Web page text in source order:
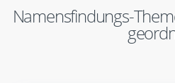
Namensfindungs-